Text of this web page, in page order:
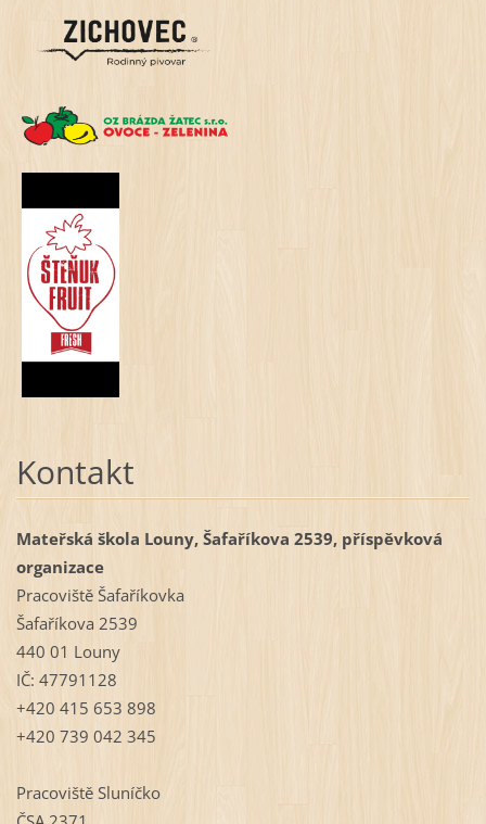
Kontakt
Mateřská škola Louny, Šafaříkova 2539, příspěvková
organizace
Pracoviště Šafaříkovka
Šafaříkova 2539
440 01 Louny
IČ: 47791128
+420 415 653 898
+420 739 042 345
Pracoviště Sluníčko